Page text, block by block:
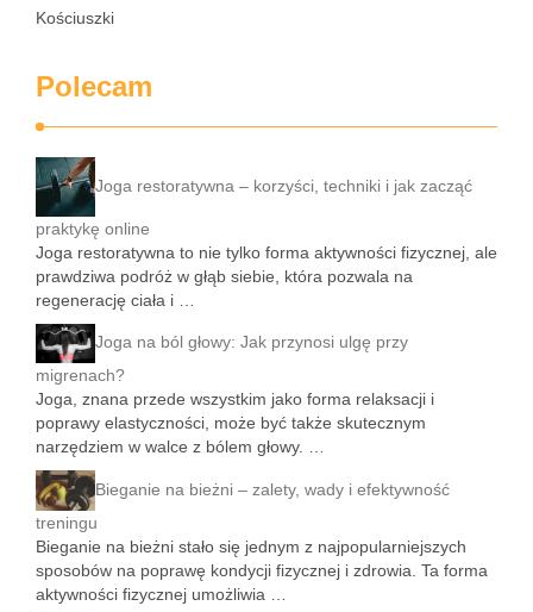
Kościuszki
Polecam
Joga restoratywna – korzyści, techniki i jak zacząć
praktykę online
Joga restoratywna to nie tylko forma aktywności fizycznej, ale
prawdziwa podróż w głąb siebie, która pozwala na
regenerację ciała i …
Joga na ból głowy: Jak przynosi ulgę przy
migrenach?
Joga, znana przede wszystkim jako forma relaksacji i
poprawy elastyczności, może być także skutecznym
narzędziem w walce z bólem głowy. …
Bieganie na bieżni – zalety, wady i efektywność
treningu
Bieganie na bieżni stało się jednym z najpopularniejszych
sposobów na poprawę kondycji fizycznej i zdrowia. Ta forma
aktywności fizycznej umożliwia …